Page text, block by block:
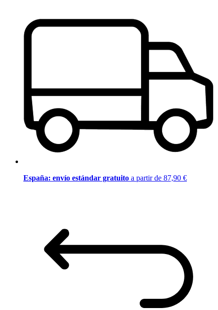
España: envío estándar gratuito a partir de 87,90 €